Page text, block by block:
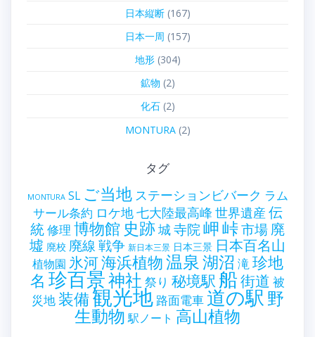
日本縦断(167)
日本一周 (157)
地形(304)
鉱物 (2)
化石(2)
MONTURA(2)
タグ
MONTURA SL ご当地 ステーションビバーク ラム
サール条約 ロケ地七大陸最高峰 世界遺産 伝
統修理 博物館 史跡城寺院岬峠市場 廃
墟 廃校 廃線戦争 新日本三景 日本三景 日本百名山
植物園 氷河海浜植物温泉湖沼 滝珍地
名 珍百景神社 祭り 秘境駅 船街道 被
災地装備観光地 路面電車道の駅 野
生動物 駅ノート 高山植物